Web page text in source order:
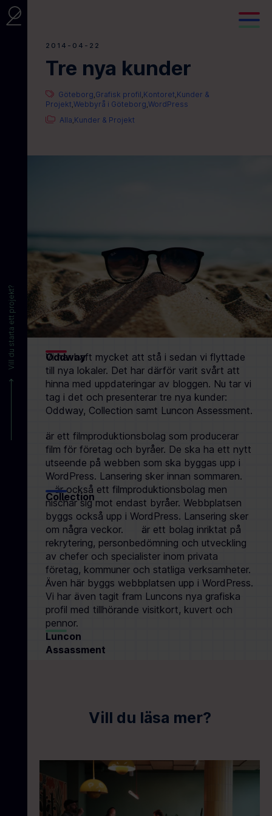
Vill du starta ett projekt?
2014-04-22
Tre nya kunder
Göteborg Grafisk profil Kontoret Kunder &
Projekt ,Webbyrå i Göteborg ,WordPress
Alla Kunder & Projekt
Vi har haft mycket att stå i sedan vi flyttade
till nya lokaler. Det har därför varit svårt att
hinna med uppdateringar av bloggen. Nu tar vi
tag i det och presenterar tre nya kunder:
Oddway, Collection samt Luncon Assessment.
Oddway
är ett filmproduktionsbolag som producerar
film för företag och byråer. De ska ha ett nytt
utseende på webben som ska byggas upp i
WordPress. Lansering sker innan sommaren.
Collection
är också ett filmproduktionsbolag men
nischar sig mot endast byråer. Webbplatsen
byggs också upp i WordPress. Lansering sker
om några veckor.
Luncon
Assassment
är ett bolag inriktat på
rekrytering, personbedömning och utveckling
av chefer och specialister inom privata
företag, kommuner och statliga verksamheter.
Även här byggs webbplatsen upp i WordPress.
Vi har även tagit fram Luncons nya grafiska
profil med tillhörande visitkort, kuvert och
pennor.
Vill du läsa mer?